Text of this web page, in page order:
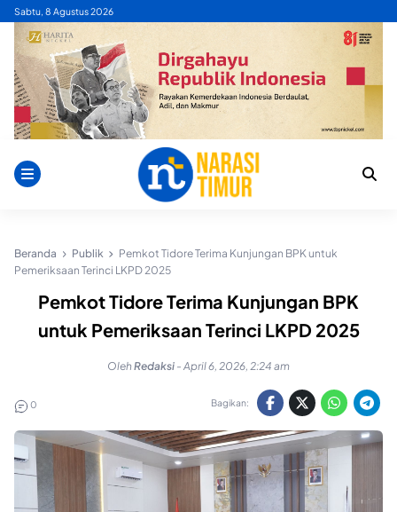
Skip
content
Sabtu, 8 Agustus 2026
Beranda Publik
Pemkot Tidore Terima Kunjungan BPK untuk
Pemeriksaan Terinci LKPD 2025
Pemkot Tidore Terima Kunjungan BPK
untuk Pemeriksaan Terinci LKPD 2025
OlehRedaksi - April 6, 2026, 2:24 am
0 Bagikan: